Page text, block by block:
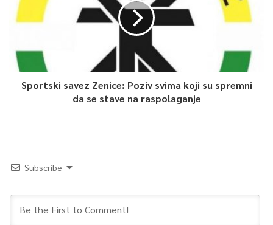
Sportski savez Zenice: Poziv svima koji su spremni
da se stave na raspolaganje
Subscribe